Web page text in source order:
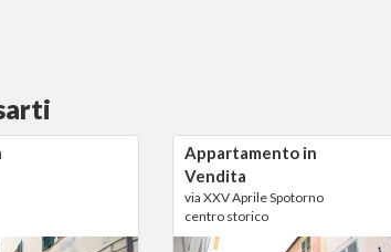
Appartamento in
Vendita
via XXV Aprile Spotorno
centro storico